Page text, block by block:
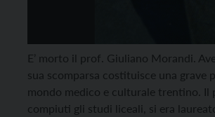
E’ morto il prof. Giuliano Morandi.
sua scomparsa costituisce una grave
mondo medico e culturale trentino. Il
compiuti gli studi liceali, si era